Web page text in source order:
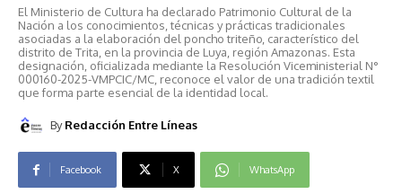
El Ministerio de Cultura ha declarado Patrimonio Cultural de la
Nación a los conocimientos, técnicas y prácticas tradicionales
asociadas a la elaboración del poncho triteño, característico del
distrito de Trita, en la provincia de Luya, región Amazonas. Esta
designación, oficializada mediante la Resolución Viceministerial N°
000160-2025-VMPCIC/MC, reconoce el valor de una tradición textil
que forma parte esencial de la identidad local.
By Redacción Entre Líneas
Facebook X WhatsApp